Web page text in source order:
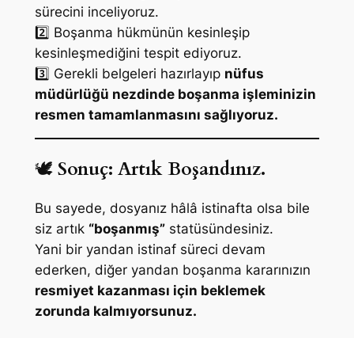
sürecini inceliyoruz.
2️⃣ Boşanma hükmünün kesinleşip
kesinleşmediğini tespit ediyoruz.
3️⃣ Gerekli belgeleri hazırlayıp nüfus
müdürlüğü nezdinde boşanma işleminizin
resmen tamamlanmasını sağlıyoruz.
🕊️Sonuç: Artık Boşandınız.
Bu sayede, dosyanız hâlâ istinafta olsa bile
siz artık “boşanmış”statüsündesiniz.
Yani bir yandan istinaf süreci devam
ederken, diğer yandan boşanma kararınızın
resmiyet kazanması için beklemek
zorunda kalmıyorsunuz.